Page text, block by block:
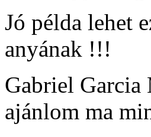
Jó példa lehet
anyának !!!
Gabriel Garcia
ajánlom ma